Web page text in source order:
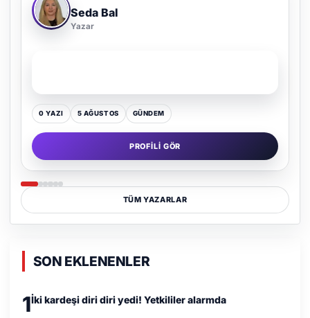
Adem Demir
Yazar
0 YAZI 16 TEMMUZ GÜNDEM
PROFILI GÖR
TÜM YAZARLAR
SON EKLENENLER
1İki kardeşi diri diri yedi! Yetkililer alarmda